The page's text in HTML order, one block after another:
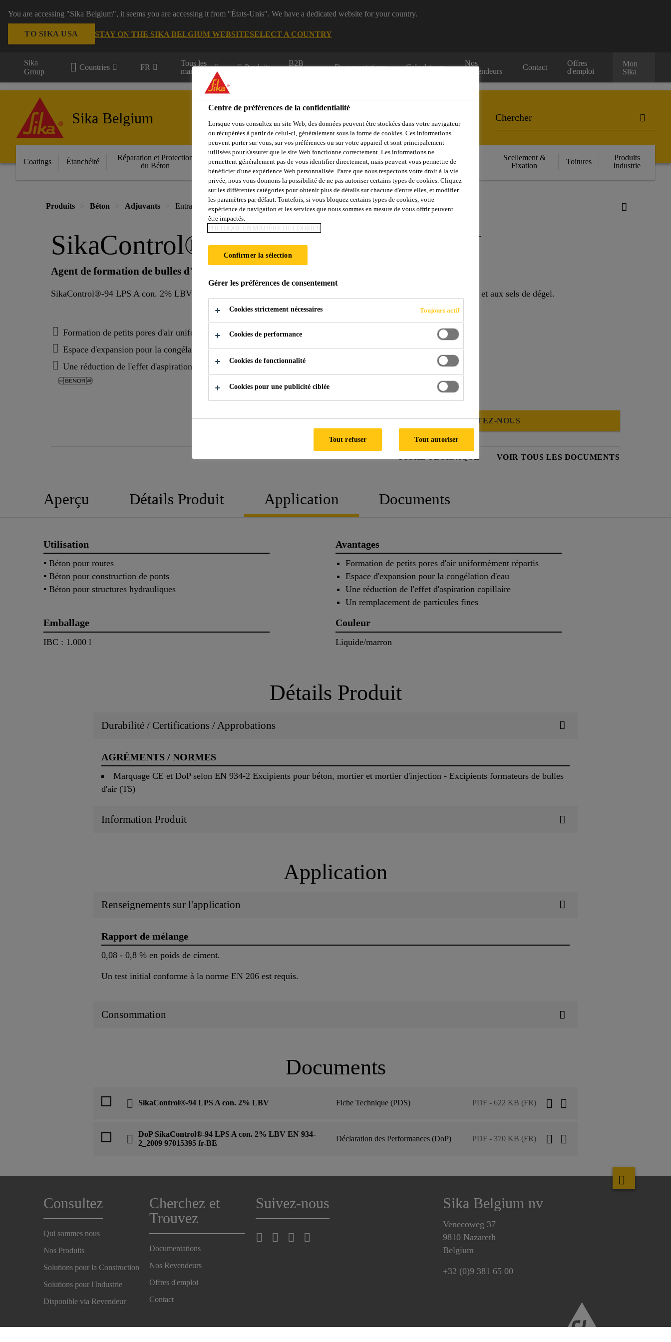
You are accessing "Sika Belgium", it seems you are accessing it from "États-Unis". We have a dedicated website for your country.
TO SIKA USA STAY ON THE SIKA BELGIUM WEBSITESELECT A COUNTRY
Sika
Group
Countries FR
Tous les
marchés
Produits
B2B
Documentations Calculateurs
Nos
Revendeurs
Contact
Offres
d'emploi
Mon
Sika
Sika Belgium
Coatings Étanchéité
Réparation et Protection
du Béton
Façades, Parois &
Balcons
Sols
Collage &
Jointoiement
Béton
Renforcement
Structurel
Scellement &
Fixation
Toitures
Produits
Industrie
Produits Béton Adjuvants Entraîneur d'air SikaControl®-94 LPS A con. 2% LBV
SikaControl®-94 LPS A con. 2% LBV
Agent de formation de bulles d'air pour béton résistant au gel/dégel et aux sels de déglaçages
SikaControl®-94 LPS A con. 2% LBV est utilisé pour la production de béton avec une résistance élevée au gel, dégel et aux sels de dégel.
Formation de petits pores d'air uniformément répartis
Espace d'expansion pour la congélation d'eau
Une réduction de l'effet d'aspiration capillaire
CONTACTEZ-NOUS
FICHE TECHNIQUE VOIR TOUS LES DOCUMENTS
Aperçu Détails Produit Application Documents
Utilisation
▪ Béton pour routes
▪ Béton pour construction de ponts
▪ Béton pour structures hydrauliques
Avantages
Formation de petits pores d'air uniformément répartis
Espace d'expansion pour la congélation d'eau
Une réduction de l'effet d'aspiration capillaire
Un remplacement de particules fines
Emballage
IBC : 1.000 l
Couleur
Liquide/marron
Détails Produit
Durabilité / Certifications / Approbations
AGRÉMENTS / NORMES
Marquage CE et DoP selon EN 934-2 Excipients pour béton, mortier et mortier d'injection - Excipients formateurs de bulles
d'air (T5)
Information Produit
Application
Renseignements sur l'application
Rapport de mélange
0,08 - 0,8 % en poids de ciment.
Un test initial conforme à la norme EN 206 est requis.
Consommation
Documents
SikaControl®-94 LPS A con. 2% LBV Fiche Technique (PDS) PDF - 622 KB (FR)
DoP SikaControl®-94 LPS A con. 2% LBV EN 934-
2_2009 97015395 fr-BE
Déclaration des Performances (DoP) PDF - 370 KB (FR)
Consultez
Qui sommes nous
Nos Produits
Solutions pour la Construction
Solutions pour l'Industrie
Disponible via Revendeur
Cherchez et
Trouvez
Documentations
Nos Revendeurs
Offres d'emploi
Contact
Suivez-nous Sika Belgium nv
Venecoweg 37
9810 Nazareth
Belgium
+32 (0)9 381 65 00
Centre de préférences de la confidentialité
Lorsque vous consultez un site Web, des données peuvent être stockées dans votre navigateur
ou récupérées à partir de celui-ci, généralement sous la forme de cookies. Ces informations
peuvent porter sur vous, sur vos préférences ou sur votre appareil et sont principalement
utilisées pour s'assurer que le site Web fonctionne correctement. Les informations ne
permettent généralement pas de vous identifier directement, mais peuvent vous permettre de
bénéficier d'une expérience Web personnalisée. Parce que nous respectons votre droit à la vie
privée, nous vous donnons la possibilité de ne pas autoriser certains types de cookies. Cliquez
sur les différentes catégories pour obtenir plus de détails sur chacune d'entre elles, et modifier
les paramètres par défaut. Toutefois, si vous bloquez certains types de cookies, votre
expérience de navigation et les services que nous sommes en mesure de vous offrir peuvent
être impactés.
POLITIQUE EN MATIÈRE DE COOKIES
Confirmer la sélection
Gérer les préférences de consentement
Cookies strictement nécessaires Toujours actif
Cookies de performance
Cookies de fonctionnalité
Cookies pour une publicité ciblée
Tout refuser Tout autoriser